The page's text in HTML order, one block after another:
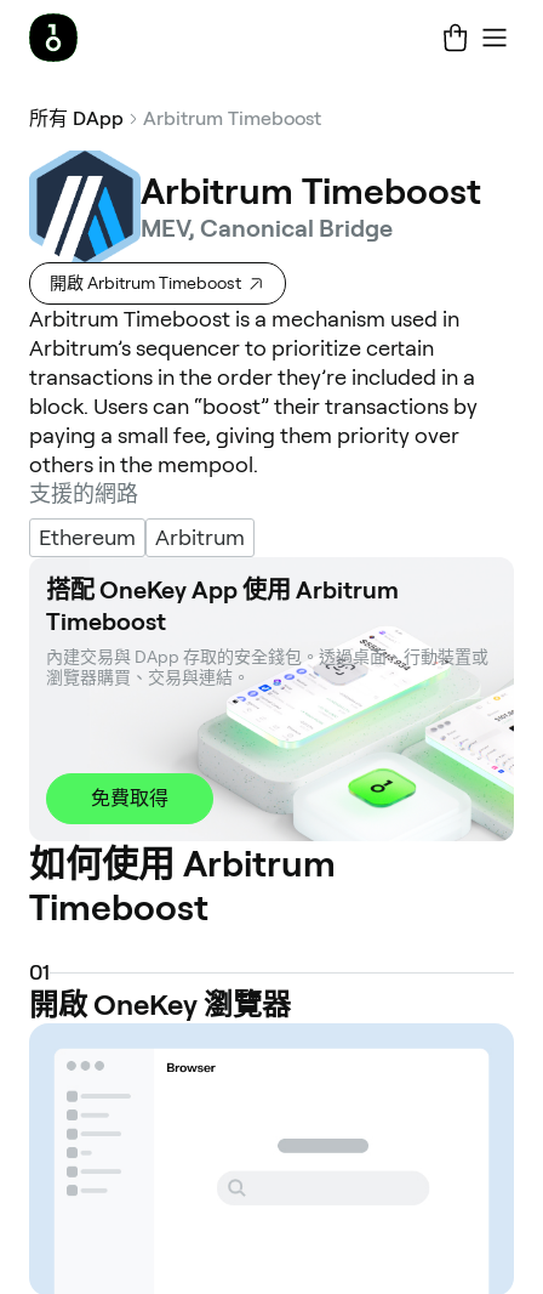
所有 DApp Arbitrum Timeboost
Arbitrum Timeboost
MEV, Canonical Bridge
開啟 Arbitrum Timeboost
Arbitrum Timeboost is a mechanism used in
Arbitrum’s sequencer to prioritize certain
transactions in the order they’re included in a
block. Users can “boost” their transactions by
paying a small fee, giving them priority over
others in the mempool.
支援的網路
Ethereum
Arbitrum
搭配 OneKey App 使用 Arbitrum
Timeboost
內建交易與 DApp 存取的安全錢包。透過桌面、行動裝置或
瀏覽器購買、交易與連結。
免費取得
如何使用 Arbitrum
Timeboost
01
開啟 OneKey 瀏覽器